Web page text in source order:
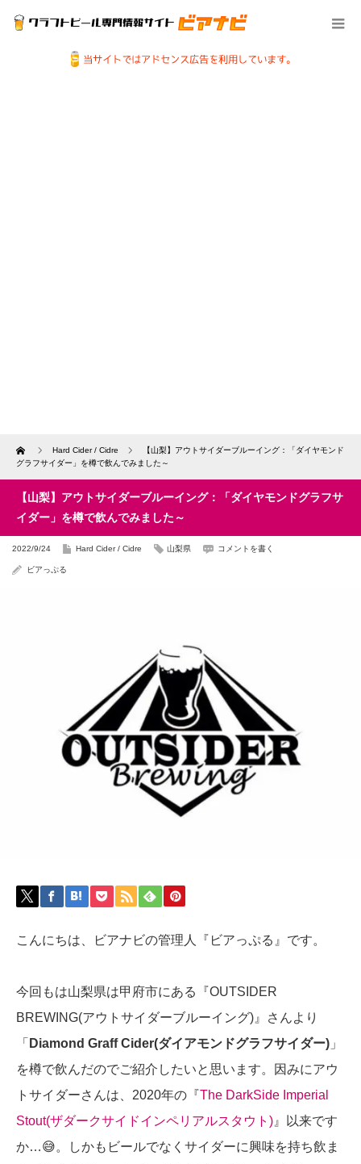
Home Hard Cider / Cidre
【山梨】アウトサイダーブルーイング：「ダイヤモンド
グラフサイダー」を樽で飲んでみました～
【山梨】アウトサイダーブルーイング：「ダイヤモンドグラフサ
イダー」を樽で飲んでみました～
2022/9/24 Hard Cider / Cidre 山梨県 コメントを書く
ビアっぷる
こんにちは、ビアナビの管理人『ビアっぷる』です。
今回もは山梨県は甲府市にある『OUTSIDER
BREWING(アウトサイダーブルーイング)』さんより
「 Diamond Graff Cider(ダイアモンドグラフサイダー) 」
を樽で飲んだのでご紹介したいと思います。因みにアウ
トサイダーさんは、2020年の『The DarkSide Imperial
Stout(ザダークサイドインペリアルスタウト) 』以来です
か…😅。しかもビールでなくサイダーに興味を持ち飲ま